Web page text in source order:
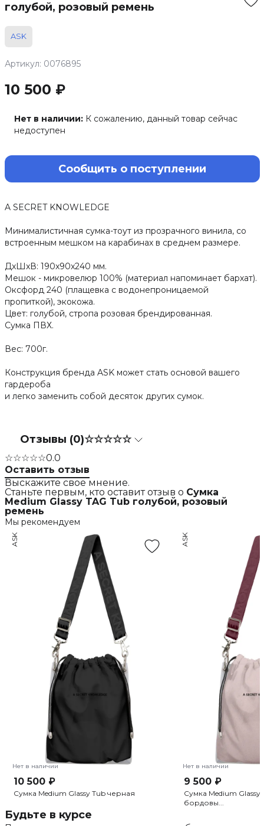
голубой, розовый ремень
ASK
Артикул: 0076895
10 500 ₽
Нет в наличии: К сожалению, данный товар сейчас
недоступен
Сообщить о поступлении
A SECRET KNOWLEDGE
Минималистичная сумка-тоут из прозрачного винила, со
встроенным мешком на карабинах в среднем размере.
ДxШxВ: 190x90x240 мм.
Мешок - микровелюр 100% (материал напоминает бархат).
Оксфорд 240 (плащевка с водонепроницаемой
пропиткой), экокожа.
Цвет: голубой, стропа розовая брендированная.
Сумка ПВХ.
Вес: 700г.
Конструкция бренда ASK может стать основой вашего
гардероба
и легко заменить собой десяток других сумок.
Отзывы (0)☆☆☆☆☆
☆☆☆☆☆0.0
Оставить отзыв
Выскажите свое мнение.
Станьте первым, кто оставит отзыв о Сумка
Medium Glassy TAG Tub голубой, розовый
ремень
Мы рекомендуем
Нет в наличии
ASK
10 500 ₽
Сумка Medium Glassy Tub черная
Нет в наличии
ASK
9 500 ₽
Сумка Medium
бордовы...
Будьте в курсе